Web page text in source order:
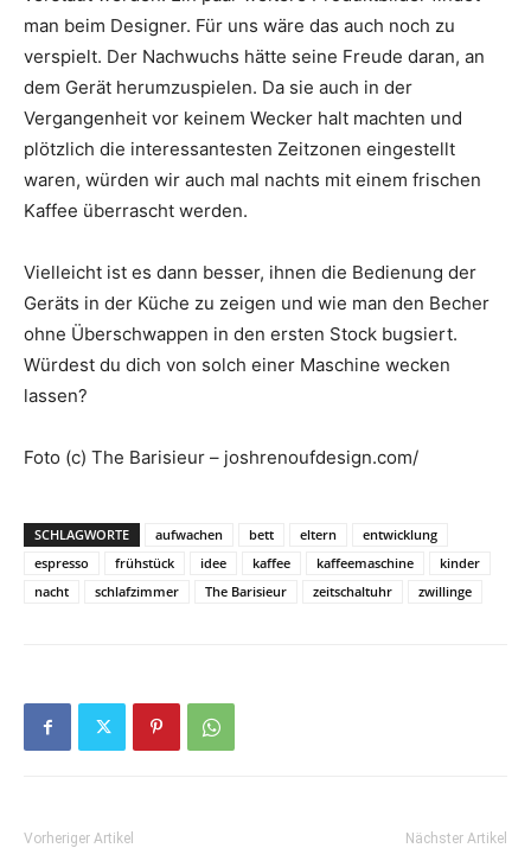
man beim Designer. Für uns wäre das auch noch zu
verspielt. Der Nachwuchs hätte seine Freude daran, an
dem Gerät herumzuspielen. Da sie auch in der
Vergangenheit vor keinem Wecker halt machten und
plötzlich die interessantesten Zeitzonen eingestellt
waren, würden wir auch mal nachts mit einem frischen
Kaffee überrascht werden.
Vielleicht ist es dann besser, ihnen die Bedienung der
Geräts in der Küche zu zeigen und wie man den Becher
ohne Überschwappen in den ersten Stock bugsiert.
Würdest du dich von solch einer Maschine wecken
lassen?
Foto (c) The Barisieur – joshrenoufdesign.com/
SCHLAGWORTE aufwachen bett eltern
entwicklung
espresso
frühstück idee kaffee kaffeemaschine
kinder
nacht
schlafzimmer The Barisieur zeitschaltuhr zwillinge
Vorheriger Artikel Nächster Artikel